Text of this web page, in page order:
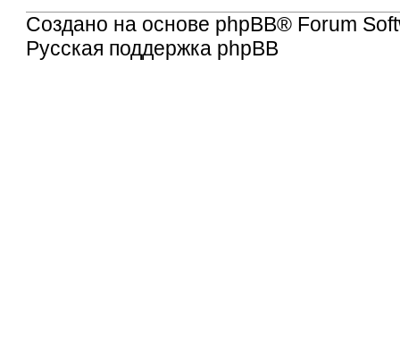
Создано на основе phpBB® Forum
Русская поддержка phpBB